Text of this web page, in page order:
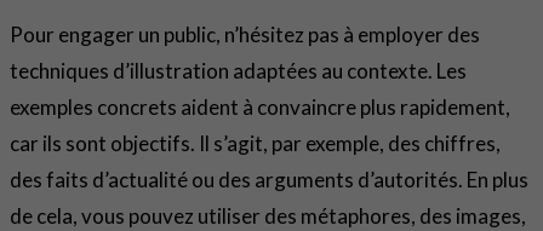
Pour engager un public, n’hésitez pas à employer des
techniques d’illustration adaptées au contexte. Les
exemples concrets aident à convaincre plus rapidement,
car ils sont objectifs. Il s’agit, par exemple, des chiffres,
des faits d’actualité ou des arguments d’autorités. En plus
de cela, vous pouvez utiliser des métaphores, des images,